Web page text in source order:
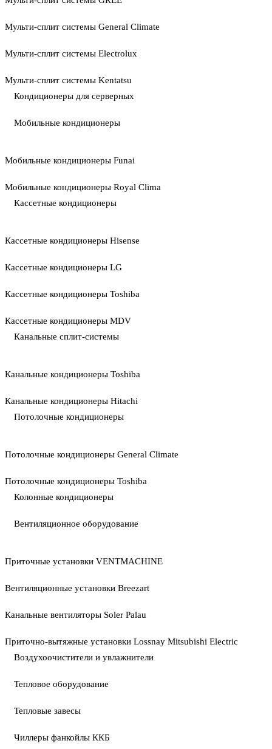
Мульти-сплит системы General Climate
Мульти-сплит системы Electrolux
Мульти-сплит системы Kentatsu
Кондиционеры для серверных
Мобильные кондиционеры
Мобильные кондиционеры Funai
Мобильные кондиционеры Royal Clima
Кассетные кондиционеры
Кассетные кондиционеры Hisense
Кассетные кондиционеры LG
Кассетные кондиционеры Toshiba
Кассетные кондиционеры MDV
Канальные сплит-системы
Канальные кондиционеры Toshiba
Канальные кондиционеры Hitachi
Потолочные кондиционеры
Потолочные кондиционеры General Climate
Потолочные кондиционеры Toshiba
Колонные кондиционеры
Вентиляционное оборудование
Приточные установки VENTMACHINE
Вентиляционные установки Breezart
Канальные вентиляторы Soler Palau
Приточно-вытяжные установки Lossnay Mitsubishi Electric
Воздухоочистители и увлажнители
Тепловое оборудование
Тепловые завесы
Чиллеры фанкойлы ККБ